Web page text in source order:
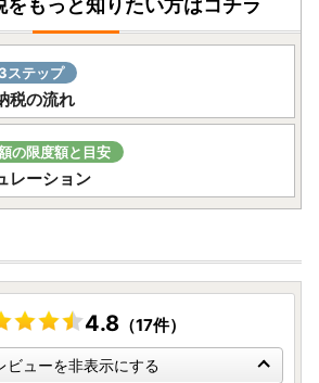
をもっと知りたい方はコチラ
ステップ
税の流れ
の限度額と目安
レーション
4.8 （17件）
ビューを非表示にする